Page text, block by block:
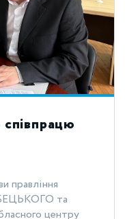
правління
та
центру